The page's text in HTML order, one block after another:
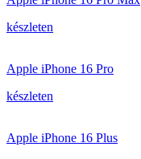
készleten
Apple iPhone 16 Pro
készleten
Apple iPhone 16 Plus